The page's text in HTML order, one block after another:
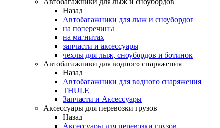
Автобагажники для лыж и сноубордов
Назад
Автобагажники для лыж и сноубордов
на поперечины
на магнитах
запчасти и аксессуары
чехлы для лыж, сноубордов и ботинок
Автобагажники для водного снаряжения
Назад
Автобагажники для водного снаряжения
THULE
Запчасти и Аксессуары
Аксессуары для перевозки грузов
Назад
Аксессуары для перевозки грузов